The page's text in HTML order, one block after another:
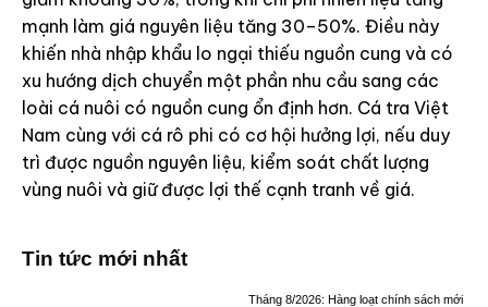
mạnh làm giá nguyên liệu tăng 30–50%. Điều này
khiến nhà nhập khẩu lo ngại thiếu nguồn cung và có
xu hướng dịch chuyển một phần nhu cầu sang các
loài cá nuôi có nguồn cung ổn định hơn. Cá tra Việt
Nam cùng với cá rô phi có cơ hội hưởng lợi, nếu duy
trì được nguồn nguyên liệu, kiểm soát chất lượng
vùng nuôi và giữ được lợi thế cạnh tranh về giá.
Tin tức mới nhất
Tháng 8/2026: Hàng loạt chính sách mới